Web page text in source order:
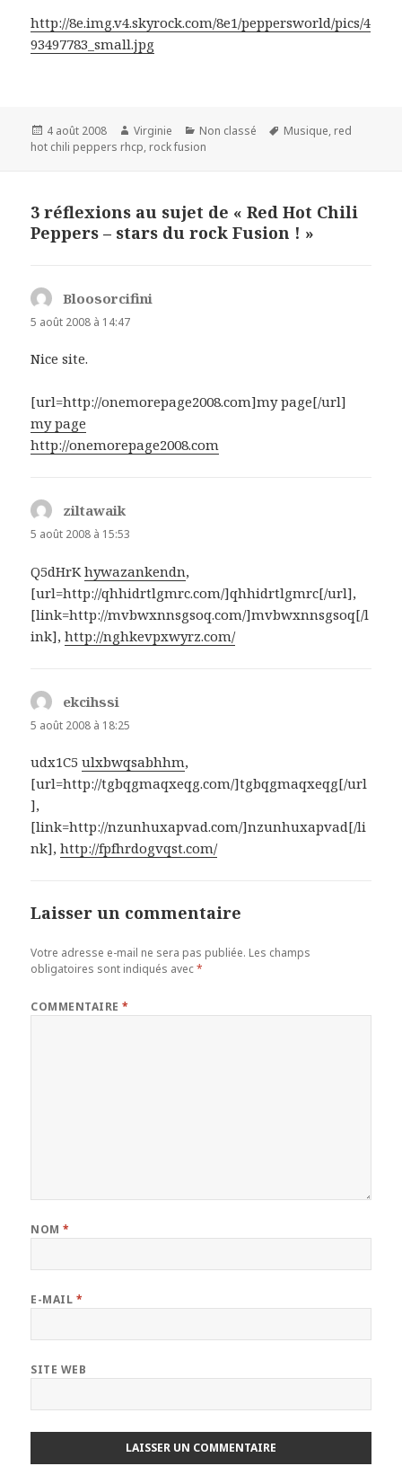
http://8e.img.v4.skyrock.com/8e1/peppersworld/pics/4
93497783_small.jpg
Publié
le
4 août 2008 Auteur
Virginie Catégories
Non classé
Mots-
Musique, red
hot chili peppers rhcp, rock fusion
3 réflexions au sujet de « Red Hot Chili
Peppers – stars du rock Fusion ! »
Bloosorcifini
5 août 2008 à 14:47
Nice site.
[url=http://onemorepage2008.com]my page[/url]
my page
http://onemorepage2008.com
ziltawaik
5 août 2008 à 15:53
Q5dHrKhywazankendn,
[url=http://qhhidrtlgmrc.com/]qhhidrtlgmrc[/url],
[link=http://mvbwxnnsgsoq.com/]mvbwxnnsgsoq[/l
ink],http://nghkevpxwyrz.com/
ekcihssi
5 août 2008 à 18:25
udx1C5ulxbwqsabhhm,
[url=http://tgbqgmaqxeqg.com/]tgbqgmaqxeqg[/url
],
[link=http://nzunhuxapvad.com/]nzunhuxapvad[/li
nk],http://fpfhrdogvqst.com/
Laisser un commentaire
Votre adresse e-mail ne sera pas publiée. Les champs
obligatoires sont indiqués avec*
COMMENTAIRE*
NOM*
E-MAIL *
SITE WEB